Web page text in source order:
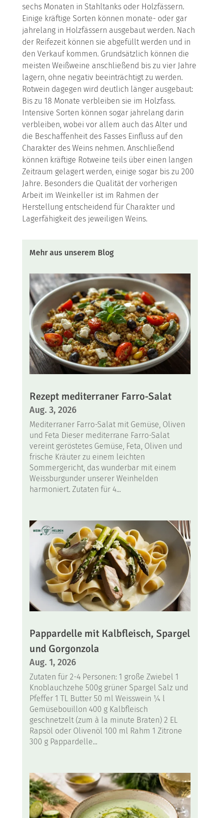
sechs Monaten in Stahltanks oder Holzfässern.
Einige kräftige Sorten können monate- oder gar
jahrelang in Holzfässern ausgebaut werden. Nach
der Reifezeit können sie abgefüllt werden und in
den Verkauf kommen. Grundsätzlich können die
meisten Weißweine anschließend bis zu vier Jahre
lagern, ohne negativ beeinträchtigt zu werden.
Rotwein dagegen wird deutlich länger ausgebaut:
Bis zu 18 Monate verbleiben sie im Holzfass.
Intensive Sorten können sogar jahrelang darin
verbleiben, wobei vor allem auch das Alter und
die Beschaffenheit des Fasses Einfluss auf den
Charakter des Weins nehmen. Anschließend
können kräftige Rotweine teils über einen langen
Zeitraum gelagert werden, einige sogar bis zu 200
Jahre. Besonders die Qualität der vorherigen
Arbeit im Weinkeller ist im Rahmen der
Herstellung entscheidend für Charakter und
Lagerfähigkeit des jeweiligen Weins.
Mehr aus unserem Blog
Rezept mediterraner Farro-Salat
Aug. 3, 2026
Mediterraner Farro-Salat mit Gemüse, Oliven
und Feta Dieser mediterrane Farro-Salat
vereint geröstetes Gemüse, Feta, Oliven und
frische Kräuter zu einem leichten
Sommergericht, das wunderbar mit einem
Weissburgunder unserer Weinhelden
harmoniert. Zutaten für 4...
Pappardelle mit Kalbfleisch, Spargel
und Gorgonzola
Aug. 1, 2026
Zutaten für 2-4 Personen: 1 große Zwiebel 1
Knoblauchzehe 500g grüner Spargel Salz und
Pfeffer 1 TL Butter 50 ml Weisswein ¼ l
Gemüsebouillon 400 g Kalbfleisch
geschnetzelt (zum à la minute Braten) 2 EL
Rapsöl oder Olivenöl 100 ml Rahm 1 Zitrone
300 g Pappardelle...